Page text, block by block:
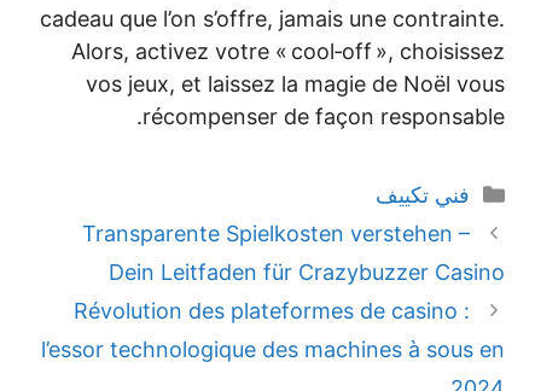
cadeau que
Alors,
vos jeux,
Dein
Révolution
l’essor